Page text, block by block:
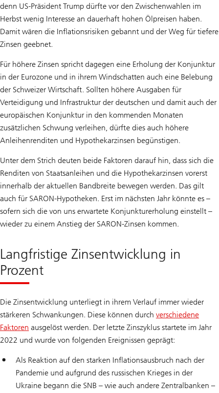
denn US-Präsident Trump dürfte vor den Zwischenwahlen im
Herbst wenig Interesse an dauerhaft hohen Ölpreisen haben.
Damit wären die Inflationsrisiken gebannt und der Weg für tiefere
Zinsen geebnet.
Für höhere Zinsen spricht dagegen eine Erholung der Konjunktur
in der Eurozone und in ihrem Windschatten auch eine Belebung
der Schweizer Wirtschaft. Sollten höhere Ausgaben für
Verteidigung und Infrastruktur der deutschen und damit auch der
europäischen Konjunktur in den kommenden Monaten
zusätzlichen Schwung verleihen, dürfte dies auch höhere
Anleihenrenditen und Hypothekarzinsen begünstigen.
Unter dem Strich deuten beide Faktoren darauf hin, dass sich die
Renditen von Staatsanleihen und die Hypothekarzinsen vorerst
innerhalb der aktuellen Bandbreite bewegen werden. Das gilt
auch für SARON-Hypotheken. Erst im nächsten Jahr könnte es –
sofern sich die von uns erwartete Konjunkturerholung einstellt –
wieder zu einem Anstieg der SARON-Zinsen kommen.
Langfristige Zinsentwicklung in
Prozent
Die Zinsentwicklung unterliegt in ihrem Verlauf immer wieder
stärkeren Schwankungen. Diese können durch verschiedene
Faktoren ausgelöst werden. Der letzte Zinszyklus startete im Jahr
2022 und wurde von folgenden Ereignissen geprägt:
Als Reaktion auf den starken Inflationsausbruch nach der
Pandemie und aufgrund des russischen Krieges in der
Ukraine begann die SNB – wie auch andere Zentralbanken –